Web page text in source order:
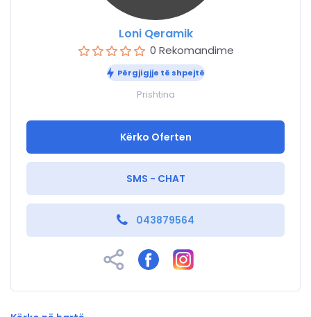
Loni Qeramik
0 Rekomandime
Përgjigjje të shpejtë
Prishtina
Kërko Oferten
SMS - CHAT
043879564